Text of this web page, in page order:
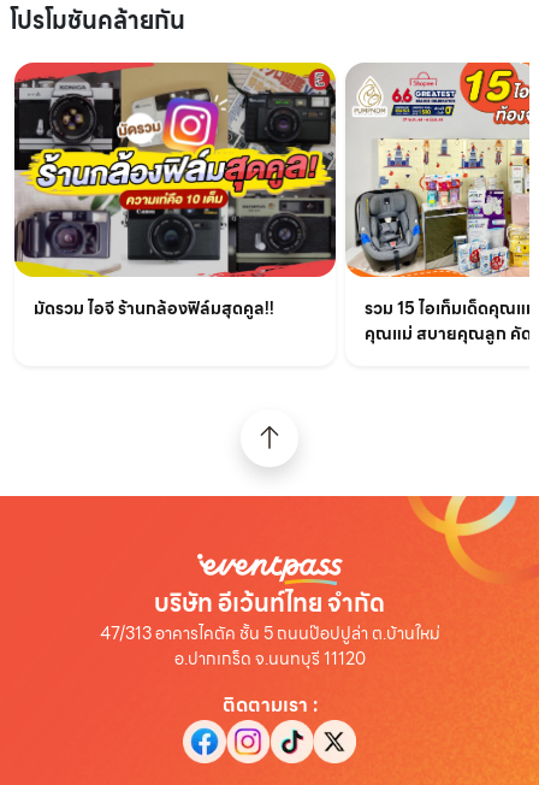
โปรโมชันคล้ายกัน
มัดรวม ไอจี ร้านกล้องฟิล์มสุดคูล!!
รวม 15 ไอเท็มเด็ดคุณแ
คุณแม่ สบายคุณลูก คัด
บริษัท อีเว้นท์ไทย จำกัด
47/313 อาคารไคตัค ชั้น 5 ถนนป๊อปปูล่า ต.บ้านใหม่
อ.ปากเกร็ด จ.นนทบุรี 11120
ติดตามเรา :